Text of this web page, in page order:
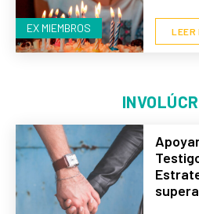
EX MIEMBROS LEER